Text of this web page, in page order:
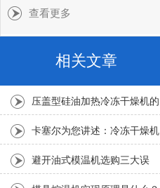
查看更多
相关文章
压盖型硅油加热冷冻干燥机的
电子式排水器应该如何清洗？
卡塞尔为您讲述：冷冻干燥机
的选购技巧
避开油式模温机选购三大误
区，选择合适的